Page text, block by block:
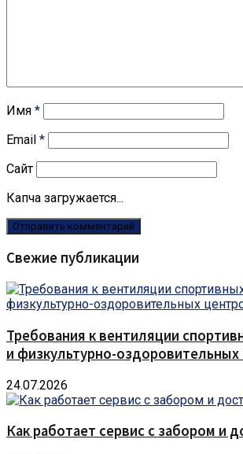
Имя *
Email *
Сайт
Капча загружается...
Свежие публикации
Требования к вентиляции
и физкультурно-оздоровительных
24.07.2026
Как работает сервис с забором и